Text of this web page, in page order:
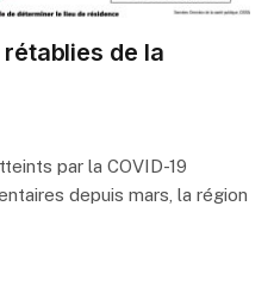
de la
par la COVID-19
depuis mars, la région